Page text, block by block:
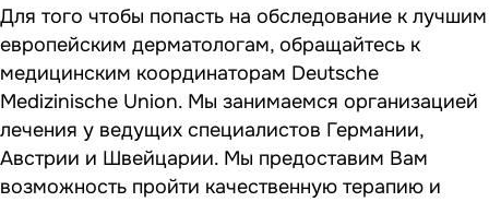
Для того чтобы попасть на обследование к лучшим
европейским дерматологам, обращайтесь к
медицинским координаторам Deutsche
Medizinische Union. Мы занимаемся организацией
лечения у ведущих специалистов Германии,
Австрии и Швейцарии. Мы предоставим Вам
возможность пройти качественную терапию и